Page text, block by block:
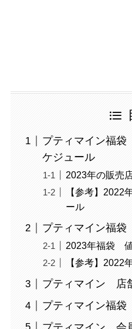
プティマイン福
ケジュール
2023年の販売
【参考】2022
ール
プティマイン福
2023年福袋
【参考】
プティマイン 店
プティマイン福